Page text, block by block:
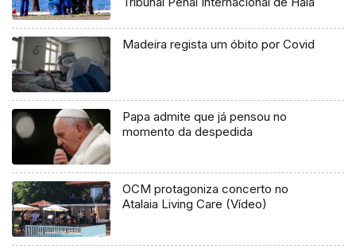
Madeira regista um óbito por Covid
Papa admite que já pensou no
momento da despedida
OCM protagoniza concerto no
Atalaia Living Care (Vídeo)